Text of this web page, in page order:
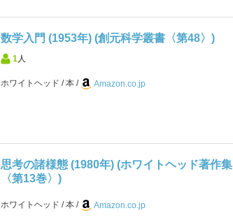
数学入門 (1953年) (創元科学叢書〈第48〉)
1 人
ホワイトヘッド 本 Amazon.co.jp
思考の諸様態 (1980年) (ホワイトヘッド著作集
〈第13巻〉)
ホワイトヘッド 本 Amazon.co.jp